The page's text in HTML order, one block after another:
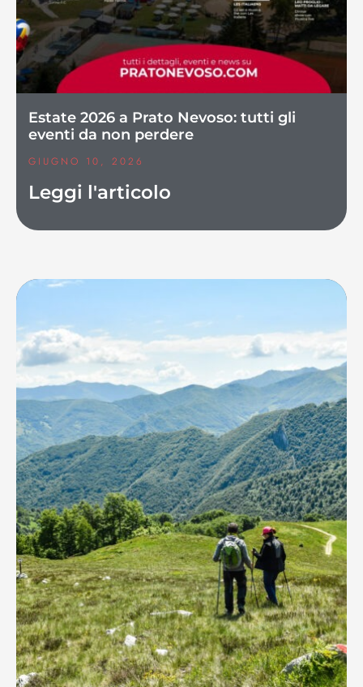
Estate 2026 a Prato Nevoso: tutti gli
eventi da non perdere
GIUGNO 10, 2026
Leggi l'articolo